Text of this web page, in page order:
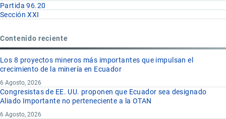
Partida 96.20
Sección XXI
Contenido reciente
Los 8 proyectos mineros más importantes que impulsan el
crecimiento de la minería en Ecuador
6 Agosto, 2026
Congresistas de EE. UU. proponen que Ecuador sea designado
Aliado Importante no perteneciente a la OTAN
6 Agosto, 2026